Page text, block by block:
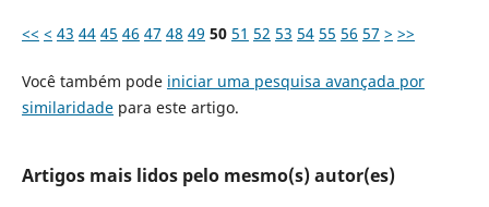
<< < 43 44 45 46 47 48 49 50 51 52 53 54 55 56 57 > >>
Você também pode iniciar uma pesquisa avançada por
similaridadepara este artigo.
Artigos mais lidos pelo mesmo(s) autor(es)